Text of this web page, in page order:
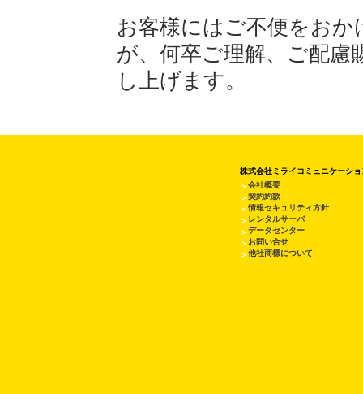
お客様にはご不便をお
が、何卒ご理解、ご配
し上げます。
株式会社ミライコミュニケーシ
＞会社概要
＞契約約款
＞情報セキュリティ方針
＞ レンタルサーバ
＞データセンター
＞ お問い合せ
＞他社商標について